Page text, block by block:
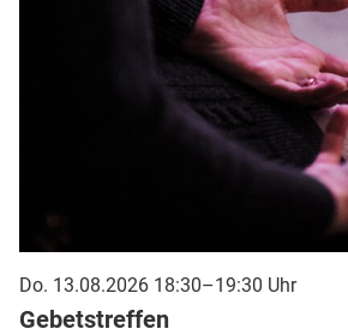
Do. 13.08.2026 18:30–19:30 Uhr
Gebetstreffen